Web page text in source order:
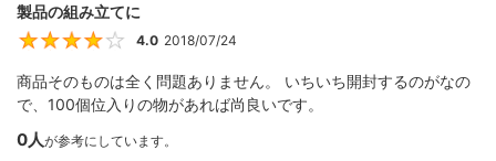
製品の組み立てに
4
4.0 2018/07/24
商品そのものは全く問題ありません。 いちいち開封するのがなの
で、100個位入りの物があれば尚良いです。
0人が参考にしています。